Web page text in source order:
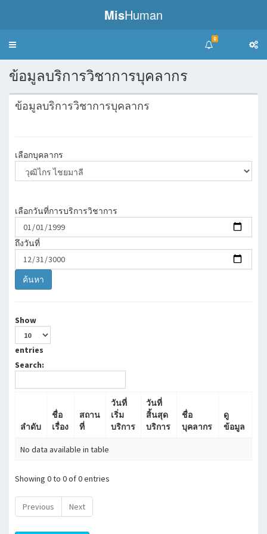
MisHuman
Toggle
0
ข้อมูลบริการวิชาการบุคลากร
ข้อมูลบริการวิชาการบุคลากร
เลือกบุคลากร
เลือกวันที่การบริการวิชาการ
ถึงวันที่
Show
entries
Search:
ลำดับ
ชื่อ
เรื่อง
สถาน
ที่
วันที่
เริ่ม
บริการ
วันที่
สิ้นสุด
บริการ
ชื่อ
บุคลากร
ดู
ข้อมูล
No data available in table
Showing 0 to 0 of 0 entries
Previous Next